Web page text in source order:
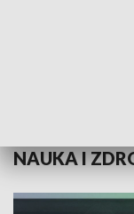
NAUKA I